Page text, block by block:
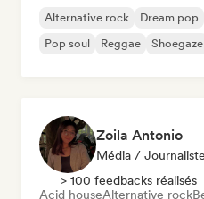
Alternative rock Dream pop
Pop soul
Reggae Shoegaze
Zoila Antonio
Média / Journaliste
> 100 feedbacks réalisés
Acid houseAlternative rock